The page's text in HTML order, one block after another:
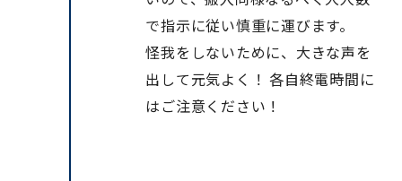
で指示に従い慎重に運びます。
怪我をしないために、大きな声を
出して元気よく！ 各自終電時間に
はご注意ください！